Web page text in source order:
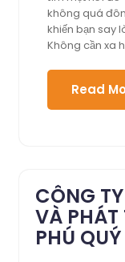
không quá
khiến bạn say
Không cần xa
Read
CÔNG
VÀ
PHÚ QUÝ